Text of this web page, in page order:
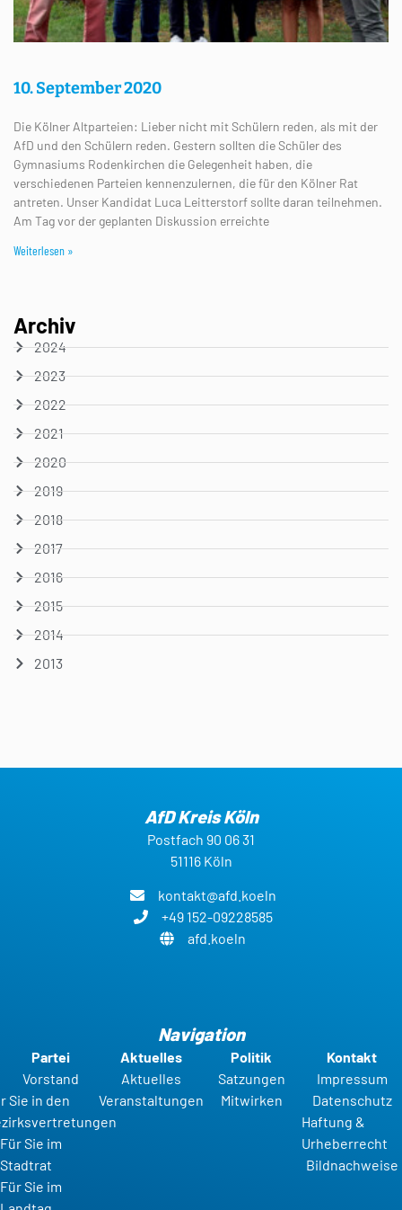
10. September 2020
Die Kölner Altparteien: Lieber nicht mit Schülern reden, als mit der
AfD und den Schülern reden. Gestern sollten die Schüler des
Gymnasiums Rodenkirchen die Gelegenheit haben, die
verschiedenen Parteien kennenzulernen, die für den Kölner Rat
antreten. Unser Kandidat Luca Leitterstorf sollte daran teilnehmen.
Am Tag vor der geplanten Diskussion erreichte
Weiterlesen »
Archiv
2024
2023
2022
2021
2020
2019
2018
2017
2016
2015
2014
2013
AfD Kreis Köln
Postfach 90 06 31
51116 Köln
kontakt@afd.koeln
+49 152-09228585
afd.koeln
Navigation
Partei
Vorstand
Sie in den
Für Sie im
Stadtrat
Für Sie im
Aktuelles
Aktuelles
Veranstaltungen
Politik
Satzungen
Mitwirken
Kontakt
Impressum
Datenschutz
Haftung &
Urheberrecht
Bildnachweise